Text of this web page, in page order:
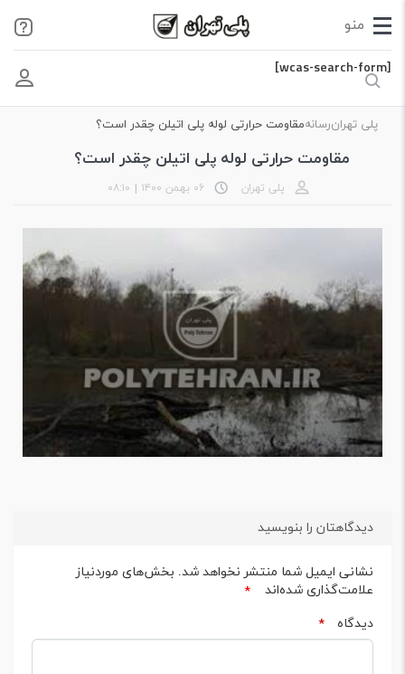
[wcas-search-form]
پلی تهرانرسانهمقاومت حرارتی لوله پلی اتیلن چقدر است؟
مقاومت حرارتی لوله پلی اتیلن چقدر است؟
پلی تهران ۰۶ بهمن ۱۴۰۰ | ۰۸:۱۰
دیدگاهتان را بنویسید
نشانی ایمیل شما منتشر نخواهد شد. بخش‌های موردنیاز
علامت‌گذاری شده‌اند
*
دیدگاه
*